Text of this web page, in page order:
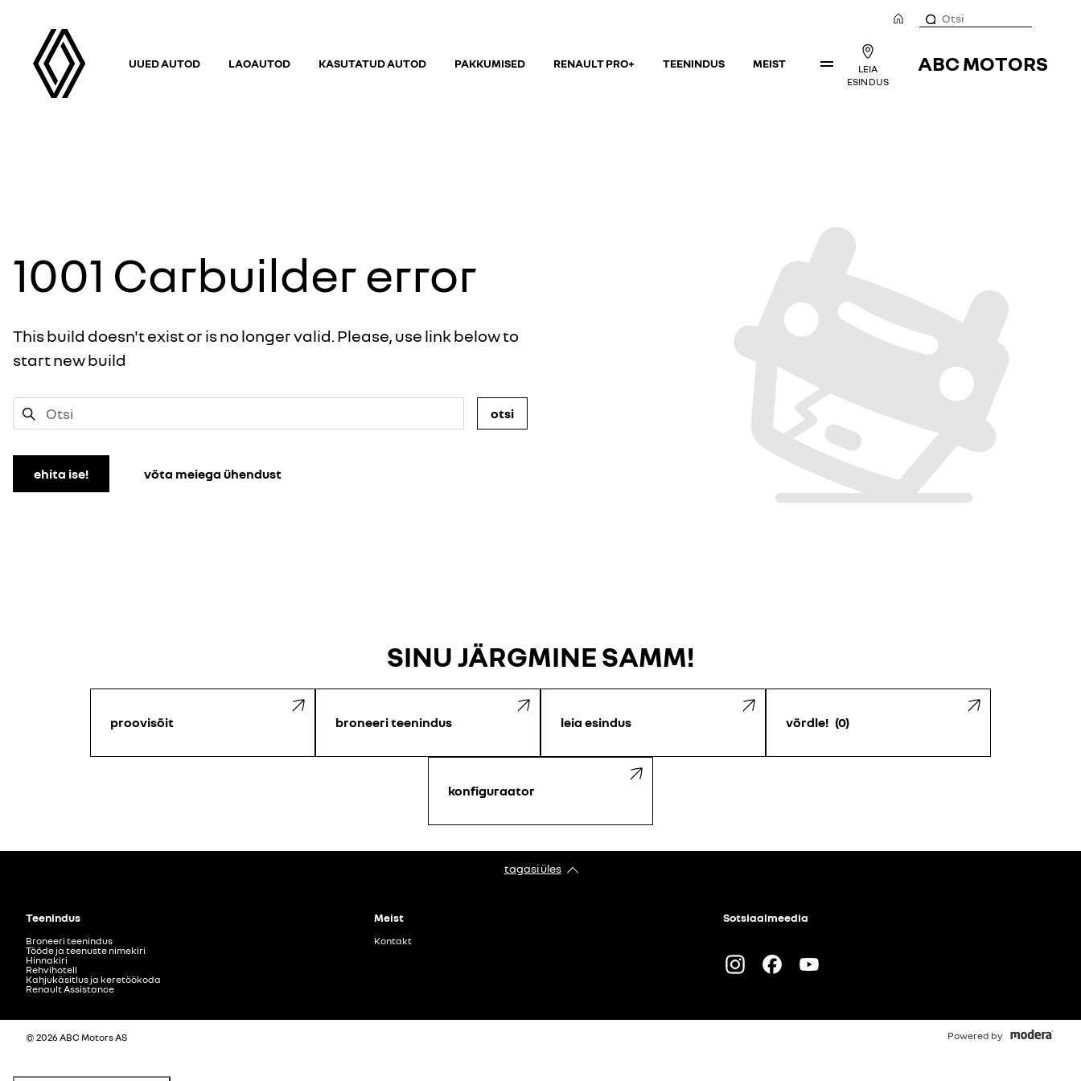
LEIA
ESINDUS
ABC MOTORS
UUED AUTOD LAOAUTOD KASUTATUD AUTOD PAKKUMISED RENAULT PRO+ TEENINDUS MEIST
1001 Carbuilder error
This build doesn't exist or is no longer valid. Please, use link below to
start new build
otsi
ehita ise! võta meiega ühendust
SINU JÄRGMINE SAMM!
proovisõit broneeri teenindus leia esindus võrdle! 0
konfiguraator
tagasi üles
Teenindus
Broneeri teenindus
Tööde ja teenuste nimekiri
Hinnakiri
Rehvihotell
Kahjukäsitlus ja keretöökoda
Renault Assistance
Meist
Kontakt
Sotsiaalmeedia
Instagram
Facebook
© 2026 ABC Motors AS Powered by